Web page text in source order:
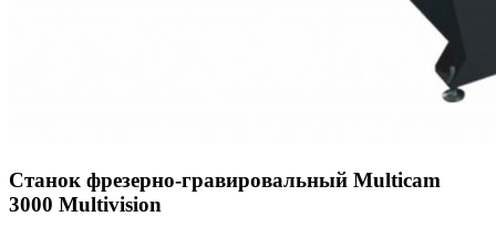
Станок фрезерно-гравировальный Multicam
3000 Multivision